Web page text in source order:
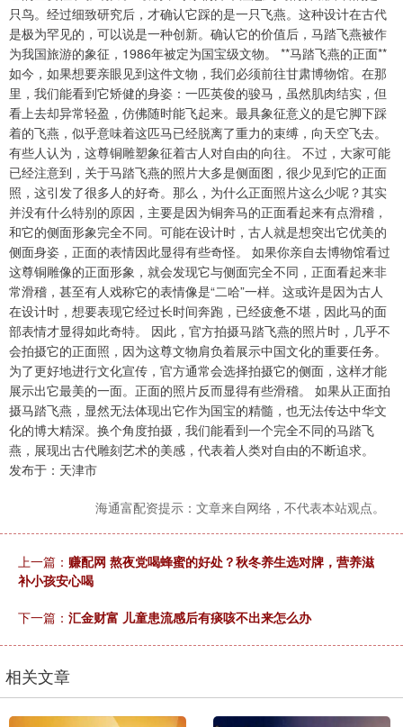
只鸟。经过细致研究后，才确认它踩的是一只飞燕。这种设计在古代
是极为罕见的，可以说是一种创新。确认它的价值后，马踏飞燕被作
为我国旅游的象征，1986年被定为国宝级文物。 **马踏飞燕的正面**
如今，如果想要亲眼见到这件文物，我们必须前往甘肃博物馆。在那
里，我们能看到它矫健的身姿：一匹英俊的骏马，虽然肌肉结实，但
看上去却异常轻盈，仿佛随时能飞起来。最具象征意义的是它脚下踩
着的飞燕，似乎意味着这匹马已经脱离了重力的束缚，向天空飞去。
有些人认为，这尊铜雕塑象征着古人对自由的向往。 不过，大家可能
已经注意到，关于马踏飞燕的照片大多是侧面图，很少见到它的正面
照，这引发了很多人的好奇。那么，为什么正面照片这么少呢？其实
并没有什么特别的原因，主要是因为铜奔马的正面看起来有点滑稽，
和它的侧面形象完全不同。可能在设计时，古人就是想突出它优美的
侧面身姿，正面的表情因此显得有些奇怪。 如果你亲自去博物馆看过
这尊铜雕像的正面形象，就会发现它与侧面完全不同，正面看起来非
常滑稽，甚至有人戏称它的表情像是“二哈”一样。这或许是因为古人
在设计时，想要表现它经过长时间奔跑，已经疲惫不堪，因此马的面
部表情才显得如此奇特。 因此，官方拍摄马踏飞燕的照片时，几乎不
会拍摄它的正面照，因为这尊文物肩负着展示中国文化的重要任务。
为了更好地进行文化宣传，官方通常会选择拍摄它的侧面，这样才能
展示出它最美的一面。正面的照片反而显得有些滑稽。 如果从正面拍
摄马踏飞燕，显然无法体现出它作为国宝的精髓，也无法传达中华文
化的博大精深。换个角度拍摄，我们能看到一个完全不同的马踏飞
燕，展现出古代雕刻艺术的美感，代表着人类对自由的不断追求。
发布于：天津市
海通富配资提示：文章来自网络，不代表本站观点。
上一篇： 赚配网 熬夜党喝蜂蜜的好处？秋冬养生选对牌，营养滋
补小孩安心喝
下一篇： 汇金财富 儿童患流感后有痰咳不出来怎么办
相关文章